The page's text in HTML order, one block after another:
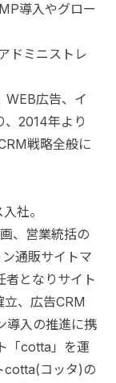
導入やグロー
ドミニストレ
WEB広告、イ
、2014年より
戦略全般に
社。
、営業統括の
通販サイトマ
者となりサイト
立、広告CRM
導入の推進に携
「cotta」を運
cotta(コッタ)の